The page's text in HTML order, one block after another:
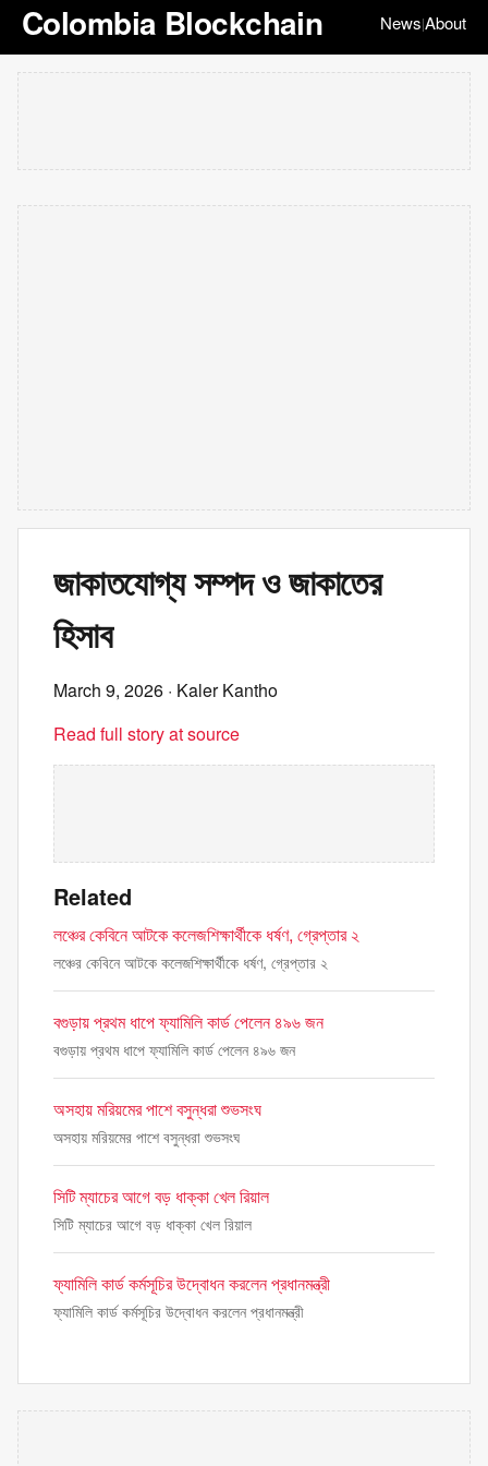
Colombia Blockchain News|About
জাকাতযোগ্য সম্পদ ও জাকাতের
হিসাব
March 9, 2026 · Kaler Kantho
Read full story at source
Related
লঞ্চের কেবিনে আটকে কলেজশিক্ষার্থীকে ধর্ষণ, গ্রেপ্তার ২
লঞ্চের কেবিনে আটকে কলেজশিক্ষার্থীকে ধর্ষণ, গ্রেপ্তার ২
বগুড়ায় প্রথম ধাপে ফ্যামিলি কার্ড পেলেন ৪৯৬ জন
বগুড়ায় প্রথম ধাপে ফ্যামিলি কার্ড পেলেন ৪৯৬ জন
অসহায় মরিয়মের পাশে বসুন্ধরা শুভসংঘ
অসহায় মরিয়মের পাশে বসুন্ধরা শুভসংঘ
সিটি ম্যাচের আগে বড় ধাক্কা খেল রিয়াল
সিটি ম্যাচের আগে বড় ধাক্কা খেল রিয়াল
ফ্যামিলি কার্ড কর্মসূচির উদ্বোধন করলেন প্রধানমন্ত্রী
ফ্যামিলি কার্ড কর্মসূচির উদ্বোধন করলেন প্রধানমন্ত্রী